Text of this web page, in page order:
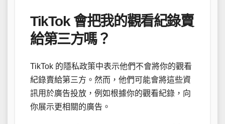
TikTok 會把我的觀看紀錄賣
給第三方嗎？
TikTok 的隱私政策中表示他們不會將你的觀看
紀錄賣給第三方。然而，他們可能會將這些資
訊用於廣告投放，例如根據你的觀看紀錄，向
你展示更相關的廣告。